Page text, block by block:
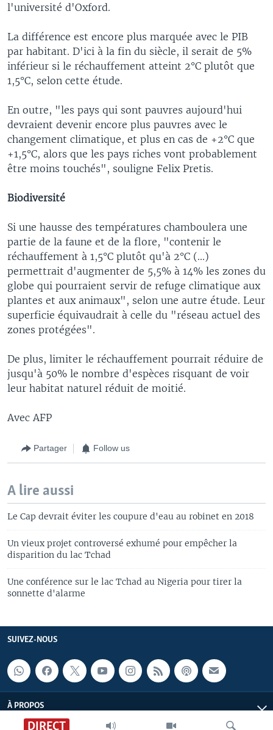
DIRECT
l'université d'Oxford.
La différence est encore plus marquée avec le PIB
par habitant. D'ici à la fin du siècle, il serait de 5%
inférieur si le réchauffement atteint 2°C plutôt que
1,5°C, selon cette étude.
En outre, "les pays qui sont pauvres aujourd'hui
devraient devenir encore plus pauvres avec le
changement climatique, et plus en cas de +2°C que
+1,5°C, alors que les pays riches vont probablement
être moins touchés", souligne Felix Pretis.
Biodiversité
Si une hausse des températures chamboulera une
partie de la faune et de la flore, "contenir le
réchauffement à 1,5°C plutôt qu'à 2°C (...)
permettrait d'augmenter de 5,5% à 14% les zones du
globe qui pourraient servir de refuge climatique aux
plantes et aux animaux", selon une autre étude. Leur
superficie équivaudrait à celle du "réseau actuel des
zones protégées".
De plus, limiter le réchauffement pourrait réduire de
jusqu'à 50% le nombre d'espèces risquant de voir
leur habitat naturel réduit de moitié.
Avec AFP
Partager Follow us
A lire aussi
Le Cap devrait éviter les coupure d'eau au robinet en 2018
Un vieux projet controversé exhumé pour empêcher la
disparition du lac Tchad
Une conférence sur le lac Tchad au Nigeria pour tirer la
sonnette d'alarme
SUIVEZ-NOUS
À PROPOS